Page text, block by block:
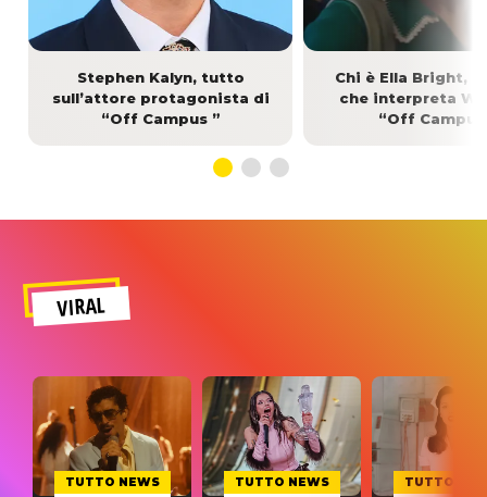
Stephen Kalyn, tutto
sull’attore protagonista di
“Off Campus ”
Chi è Ella Bright,
che interpreta
“Off
VIRAL
TUTTO NEWS TUTTO NEWS TUTTO